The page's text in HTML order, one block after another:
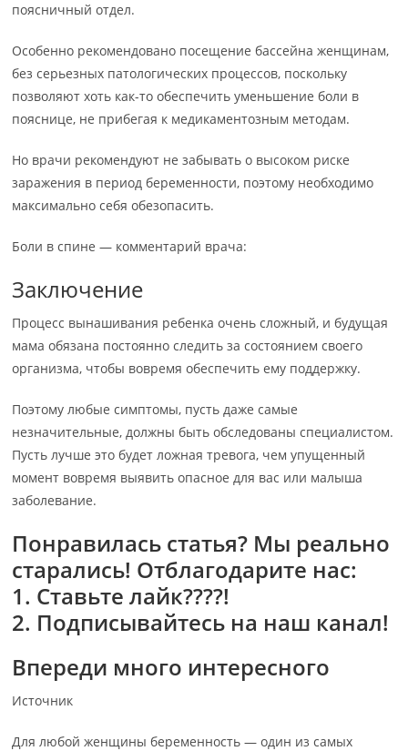
поясничный отдел.
Особенно рекомендовано посещение бассейна женщинам,
без серьезных патологических процессов, поскольку
позволяют хоть как-то обеспечить уменьшение боли в
пояснице, не прибегая к медикаментозным методам.
Но врачи рекомендуют не забывать о высоком риске
заражения в период беременности, поэтому необходимо
максимально себя обезопасить.
Боли в спине — комментарий врача:
Заключение
Процесс вынашивания ребенка очень сложный, и будущая
мама обязана постоянно следить за состоянием своего
организма, чтобы вовремя обеспечить ему поддержку.
Поэтому любые симптомы, пусть даже самые
незначительные, должны быть обследованы специалистом.
Пусть лучше это будет ложная тревога, чем упущенный
момент вовремя выявить опасное для вас или малыша
заболевание.
Понравилась статья? Мы реально
старались! Отблагодарите нас:
1. Ставьте лайк????!
2. Подписывайтесь на наш канал!
Впереди много интересного
Источник
Для любой женщины беременность — один из самых